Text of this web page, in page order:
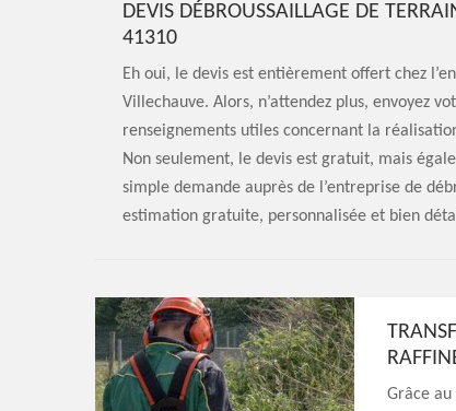
DEVIS DÉBROUSSAILLAGE DE
41310
Eh oui, le devis est entièrement offert chez
Villechauve. Alors, n’attendez plus, envoyez
renseignements utiles concernant la
Non seulement, le devis est gratuit, mais
simple demande auprès de l’entreprise de
estimation gratuite, personnalisée et bien
Grâce